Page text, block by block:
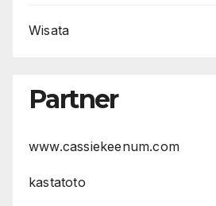
Wisata
Partner
www.cassiekeenum.com
kastatoto